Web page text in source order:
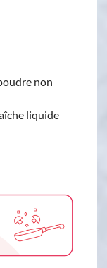
non
liquide